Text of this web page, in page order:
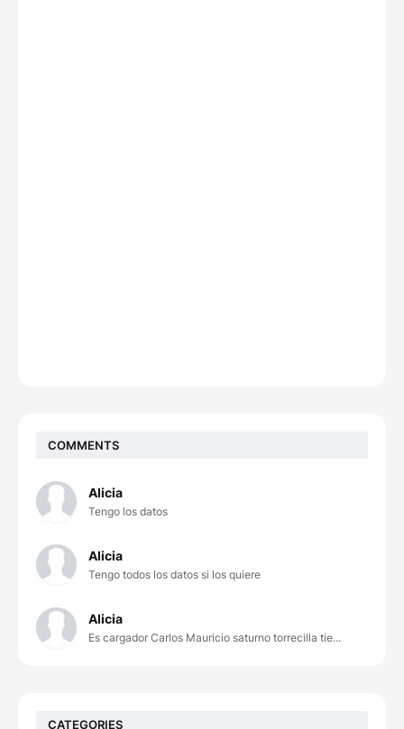
COMMENTS
Alicia
Tengo los datos
Alicia
Tengo todos los datos si los quiere
Alicia
Es cargador Carlos Mauricio saturno torrecilla tie...
CATEGORIES